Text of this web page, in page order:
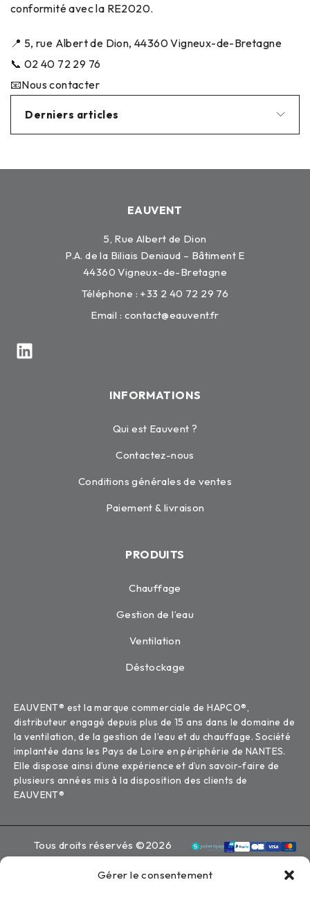
Gérer le consentement
conformité avec la RE2020.
📍 5, rue Albert de Dion, 44360 Vigneux-de-Bretagne
📞 02 40 72 29 76
📧Nous contacter
Derniers articles
EAUVENT
5, Rue Albert de Dion
P.A. de la Biliais Deniaud – Bâtiment E
44360 Vigneux-de-Bretagne
Téléphone : +33 2 40 72 29 76
Email : contact@eauvent.fr
INFORMATIONS
Qui est Eauvent ?
Contactez-nous
Conditions générales de ventes
Paiement & livraison
PRODUITS
Chauffage
Gestion de l’eau
Ventilation
Déstockage
EAUVENT® est la marque commerciale de HAPCO®,
distributeur engagé depuis plus de 15 ans dans le domaine de
la ventilation, de la gestion de l’eau et du chauffage. Société
implantée dans les Pays de Loire en périphérie de NANTES.
Elle dispose ainsi d’une expérience et d’un savoir-faire de
plusieurs années mis à la disposition des clients de
EAUVENT®
Tous droits réservés ©2026
Eauvent
Mentions légales